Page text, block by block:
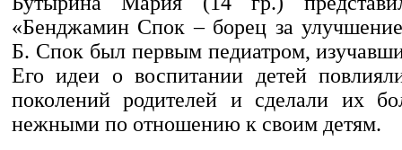
«Бенджамин Спок – борец за
Б. Спок был первым педиатром,
Его идеи о воспитании детей
поколений родителей и сделали их
нежными по отношению к своим детям.